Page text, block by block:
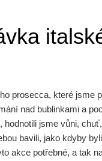
prosecca, které jsme
nad bublinkami a
jsme vůni,
bavili, jako kdyby
akce potřebné, a tak